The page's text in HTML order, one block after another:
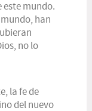
este mundo.
han
no lo
la fe de
del nuevo